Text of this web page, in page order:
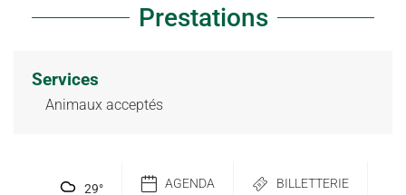
Dénivelé
Prestations
Services
Animaux acceptés
29° AGENDA BILLETTERIE